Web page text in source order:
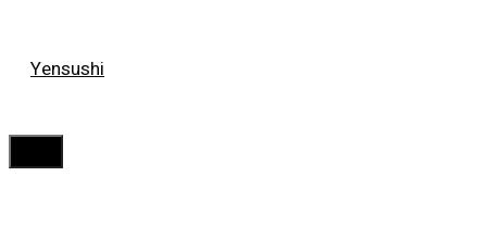
Yensushi